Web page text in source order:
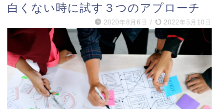
白くない時に試す３つのアプローチ
2020年8月6日 / 2022年5月10日